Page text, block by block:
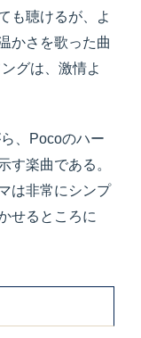
も聴けるが、よ
かさを歌った曲
グは、激情よ
、Pocoのハー
す楽曲である。
は非常にシンプ
せるところに